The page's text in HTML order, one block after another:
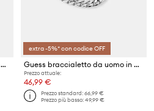
Guess braccialetto da uomo in acciaio inossidabile 4G FRONTIERS
extra -5%* con codice OFF
Guess braccialetto da uomo in acciaio inossidabile 4G FRONTIERS
Prezzo attuale:
46,99 €
Prezzo standard:66,99 €
Prezzo più basso:49,99 €